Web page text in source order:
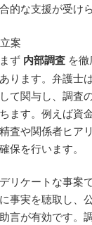
的な支援が受け
案
ず 内部調査 を
ります。弁護士
て関与し、調査
ます。例えば資
査や関係者ヒア
保を行います。
リケートな事案
事実を聴取し、
言が有効です。